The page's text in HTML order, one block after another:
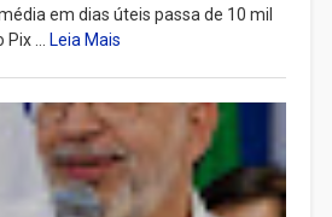
em dias úteis passa de 10 mil
... Leia Mais